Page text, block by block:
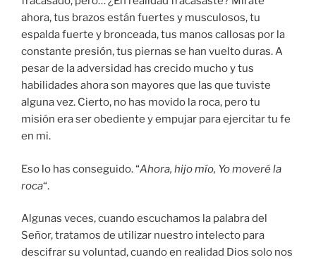
ahora, tus brazos están fuertes y musculosos, tu
espalda fuerte y bronceada, tus manos callosas por la
constante presión, tus piernas se han vuelto duras. A
pesar de la adversidad has crecido mucho y tus
habilidades ahora son mayores que las que tuviste
alguna vez. Cierto, no has movido la roca, pero tu
misión era ser obediente y empujar para ejercitar tu fe
en mi.
Eso lo has conseguido. “Ahora, hijo mío, Yo moveré la
roca“.
Algunas veces, cuando escuchamos la palabra del
Señor, tratamos de utilizar nuestro intelecto para
descifrar su voluntad, cuando en realidad Dios solo nos